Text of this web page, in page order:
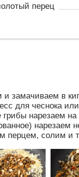
перец
замачиваем в
для чеснока
грибы нарезаем
перцем, солим и